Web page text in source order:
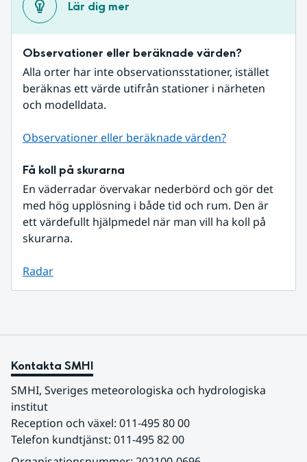
Lär dig mer
Observationer eller beräknade värden?
Alla orter har inte observationsstationer, istället
beräknas ett värde utifrån stationer i närheten
och modelldata.
Observationer eller beräknade värden?
Få koll på skurarna
En väderradar övervakar nederbörd och gör det
med hög upplösning i både tid och rum. Den är
ett värdefullt hjälpmedel när man vill ha koll på
skurarna.
Radar
Kontakta SMHI
SMHI, Sveriges meteorologiska och hydrologiska
institut
Reception och växel: 011-495 80 00
Telefon kundtjänst: 011-495 82 00